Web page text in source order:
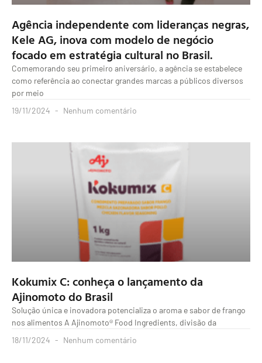
Agência independente com lideranças negras,
Kele AG, inova com modelo de negócio
focado em estratégia cultural no Brasil.
Comemorando seu primeiro aniversário, a agência se estabelece
como referência ao conectar grandes marcas a públicos diversos
por meio
19/11/2024
Nenhum comentário
Kokumix C: conheça o lançamento da
Ajinomoto do Brasil
Solução única e inovadora potencializa o aroma e sabor de frango
nos alimentos A Ajinomoto® Food Ingredients, divisão da
18/11/2024
Nenhum comentário